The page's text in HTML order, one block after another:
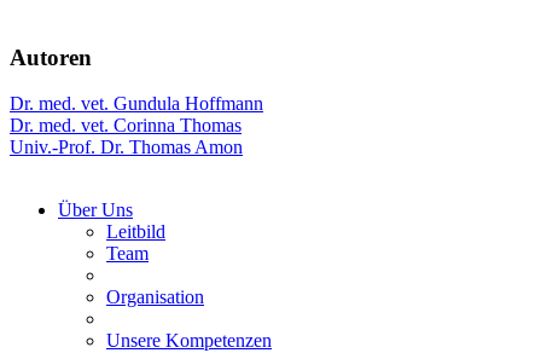
Autoren
Dr. med. vet. Gundula Hoffmann
Dr. med. vet. Corinna Thomas
Univ.-Prof. Dr. Thomas Amon
Über Uns
Leitbild
Team
Organisation
Unsere Kompetenzen